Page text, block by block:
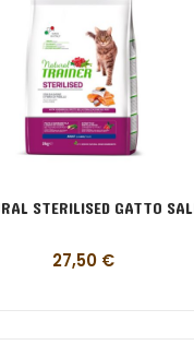
STERILISED GATTO
27,50 €